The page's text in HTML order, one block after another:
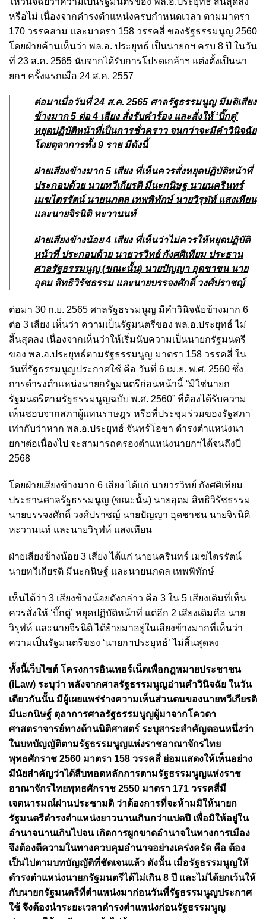
หรือไม่ เนื่องจากดำรงตำแหน่งครบกำหนดเวลา ตามมาตรา
170 วรรคสาม และมาตรา 158 วรรคสี่ ของรัฐธรรมนูญ 2560
โดยฝ่ายค้านเห็นว่า พล.อ. ประยุทธ์ เป็นนายกฯ ครบ 8 ปี ในวัน
ที่ 23 ส.ค. 2565 นับจากได้รับการโปรดเกล้าฯ แต่งตั้งเป็นนา
ยกฯ ครั้งแรกเมื่อ 24 ส.ค. 2557
ต่อมาเมื่อวันที่ 24 ส.ค. 2565 ศาลรัฐธรรมนูญ มีมติเสียง
ข้างมาก 5 ต่อ 4 เสียง สั่งรับคำร้อง และสั่งให้ ‘บิ๊กตู่’
หยุดปฏิบัติหน้าที่เป็นการชั่วคราว จนกว่าจะมีคำวินิจฉัย
โดยตุลาการทั้ง 9 ราย มีดังนี้
ฝ่ายเสียงข้างมาก 5 เสียง ที่เห็นควรสั่งหยุดปฏิบัติหน้าที่
ประกอบด้วย นายทวีเกียรติ มีนะกนิษฐ นายนครินทร์
เมฆไตรรัตน์ นายนภดล เทพพิทักษ์ นายวิรุฬห์ แสงเทียน
และนายจิรนิติ หะวานนท์
ฝ่ายเสียงข้างน้อย 4 เสียง ที่เห็นว่าไม่ควรให้หยุดปฏิบัติ
หน้าที่ ประกอบด้วย นายวรวิทย์ กังศศิเทียม ประธาน
ศาลรัฐธรรมนูญ (ขณะนั้น) นายปัญญา อุดชาชน นาย
อุดม สิทธิวิรัชธรรม และนายบรรจงศักดิ์ วงศ์ปราชญ์
ต่อมา 30 ก.ย. 2565 ศาลรัฐธรรมนูญ มีคำวินิจฉัยข้างมาก 6
ต่อ 3 เสียง เห็นว่า ความเป็นรัฐมนตรีของ พล.อ.ประยุทธ์ ไม่
สิ้นสุดลง เนื่องจากเห็นว่าให้เริ่มนับความเป็นนายกรัฐมนตรี
ของ พล.อ.ประยุทธ์ตามรัฐธรรมนูญ มาตรา 158 วรรคสี่ ใน
วันที่รัฐธรรมนูญประกาศใช้ คือ วันที่ 6 เม.ย. พ.ศ. 2560 ซึ่ง
การดำรงตำแหน่งนายกรัฐมนตรีก่อนหน้านี้ “มิใช่นายก
รัฐมนตรีตามรัฐธรรมนูญฉบับ พ.ศ. 2560” ที่ต้องได้รับความ
เห็นชอบจากสภาผู้แทนราษฎร หรือที่ประชุมร่วมของรัฐสภา
เท่ากับว่าหาก พล.อ.ประยุทธ์ จันทร์โอชา ดำรงตำแหน่งนา
ยกฯต่อเนื่องไป จะสามารถครองตำแหน่งนายกฯได้จนถึงปี
2568
โดยฝ่ายเสียงข้างมาก 6 เสียง ได้แก่ นายวรวิทย์ กังศศิเทียม
ประธานศาลรัฐธรรมนูญ (ขณะนั้น) นายอุดม สิทธิวิรัชธรรม
นายบรรจงศักดิ์ วงศ์ปราชญ์ นายปัญญา อุดชาชน นายจิรนิติ
หะวานนท์ และนายวิรุฬห์ แสงเทียน
ฝ่ายเสียงข้างน้อย 3 เสียง ได้แก่ นายนครินทร์ เมฆไตรรัตน์
นายทวีเกียรติ มีนะกนิษฐ์ และนายนภดล เทพพิทักษ์
เห็นได้ว่า 3 เสียงข้างน้อยดังกล่าว คือ 3 ใน 5 เสียงเดิมที่เห็น
ควรสั่งให้ ‘บิ๊กตู่’ หยุดปฏิบัติหน้าที่ แต่อีก 2 เสียงเดิมคือ นาย
วิรุฬห์ และนายจีรนิติ ได้ย้ายมาอยู่ในเสียงข้างมากที่เห็นว่า
ความเป็นรัฐมนตรีของ ‘นายกฯประยุทธ์’ ไม่สิ้นสุดลง
ทั้งนี้เว็บไซต์ โครงการอินเทอร์เน็ตเพื่อกฎหมายประชาชน
(iLaw) ระบุว่า หลังจากศาลรัฐธรรมนูญอ่านคำวินิจฉัย ในวัน
เดียวกันนั้น มีผู้เผยแพร่ร่างความเห็นส่วนตนของนายทวีเกียรติ
มีนะกนิษฐ์ ตุลาการศาลรัฐธรรมนูญผู้มาจากโควตา
ศาสตราจารย์ทางด้านนิติศาสตร์ ระบุสาระสำคัญตอนหนึ่งว่า
ในบทบัญญัติตามรัฐธรรมนูญแห่งราชอาณาจักรไทย
พุทธศักราช 2560 มาตรา 158 วรรคสี่ ย่อมแสดงให้เห็นอย่าง
มีนัยสำคัญว่าได้สืบทอดหลักการตามรัฐธรรมนูญแห่งราช
อาณาจักรไทยพุทธศักราช 2550 มาตรา 171 วรรคสี่มี
เจตนารมณ์ผ่านประชามติ ว่าต้องการที่จะห้ามมิให้นายก
รัฐมนตรีดำรงตำแหน่งยาวนานเกินกว่าแปดปี เพื่อมิให้อยู่ใน
อำนาจนานเกินไปจน เกิดการผูกขาดอำนาจในทางการเมือง
จึงต้องตีความในทางควบคุมอำนาจอย่างเคร่งครัด คือ ต้อง
เป็นไปตามบทบัญญัติที่ชัดเจนแล้ว ดังนั้น เมื่อรัฐธรรมนูญให้
ดำรงตำแหน่งนายกรัฐมนตรีได้ไม่เกิน 8 ปี และไม่ได้ยกเว้นให้
กับนายกรัฐมนตรีที่ตำแหน่งมาก่อนวันที่รัฐธรรมนูญประกาศ
ใช้ จึงต้องนำระยะเวลาดำรงตำแหน่งก่อนรัฐธรรมนูญ